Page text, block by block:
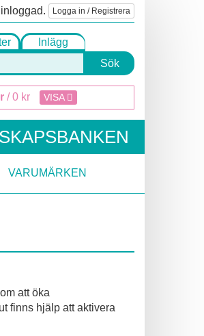
Logga in / Registrera
Inlägg
Sök
/0 kr VISA
VARUMÄRKEN
att öka
finns hjälp att aktivera